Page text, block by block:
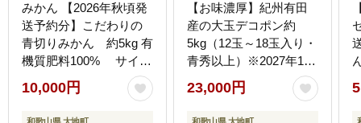
みかん 【2026年秋頃発
送予約分】こだわりの
青切りみかん 約5kg 有
機質肥料100% サイズ
混合 ※2026年9月～10
月に順次発送予定（お
届け日指定不可）
10,000円
【お味濃厚】紀州有田
産の大玉デコポン約
5kg（12玉～18玉入り・
青秀以上）※2027年1月
中旬～2027年3月中旬頃
順次発送【tec811B】
23,000円